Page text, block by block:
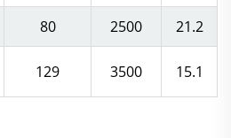
80 2500
21.2
129 3500 15.1